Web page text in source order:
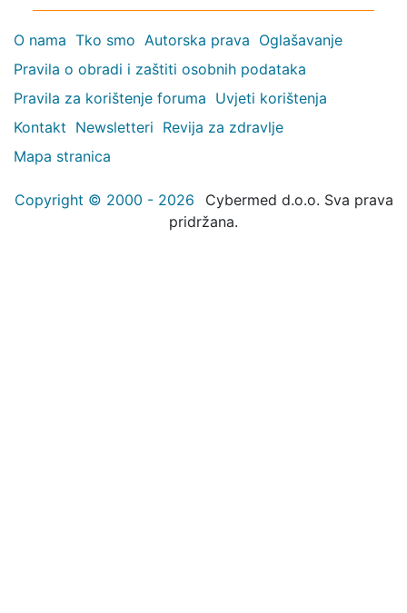
O nama Tko smo Autorska prava Oglašavanje
Pravila o obradi i zaštiti osobnih podataka
Pravila za korištenje foruma Uvjeti korištenja
Kontakt Newsletteri Revija za zdravlje
Mapa stranica
Copyright © 2000 - 2026
Cybermed d.o.o. Sva prava
pridržana.